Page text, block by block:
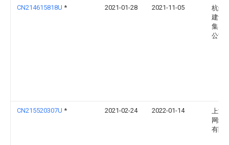
CN214615818U * 2021-01-28 2021-11-05
杭州
建设
集团
公司
CN215520307U * 2021-02-24 2022-01-14
上海
网络
有限